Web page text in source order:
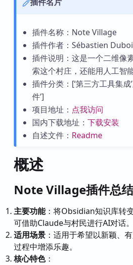
插件名称：Note Village
插件作者：Sébastien
插件说明：这是一个二维像
索这个村庄，还能用人工智
插件分类：[‘第三方工具集成
件’]
项目地址： 点我访问
国内下载地址： 下载安装
自述文件： Readme
概述
Note Village插件总结
主要功能：将Obsidian知识库转
可借助Claude与村民进行AI对话。
适用场景 ：适用于希望以新颖、
过程中增添乐趣。
核心特色：